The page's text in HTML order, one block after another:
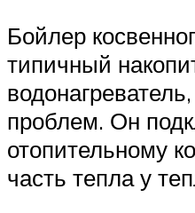
Бойлер
типичный
проблем. Он
отопительному
часть тепла у